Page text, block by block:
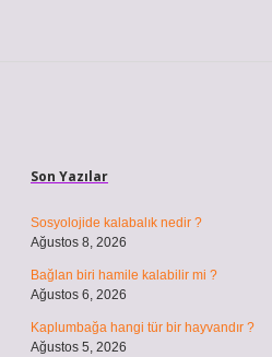
Son Yazılar
Sosyolojide kalabalık nedir ?
Ağustos 8, 2026
Bağlan biri hamile kalabilir mi ?
Ağustos 6, 2026
Kaplumbağa hangi tür bir hayvandır ?
Ağustos 5, 2026